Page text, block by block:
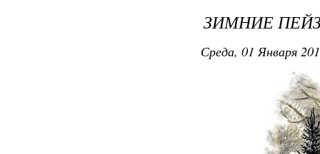
ЗИМНИЕ
Среда, 01 Января